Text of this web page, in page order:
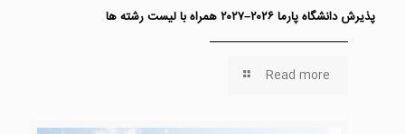
پذیرش دانشگاه پارما ۲۰۲۶–۲۰۲۷ همراه با لیست رشته ها
Read more